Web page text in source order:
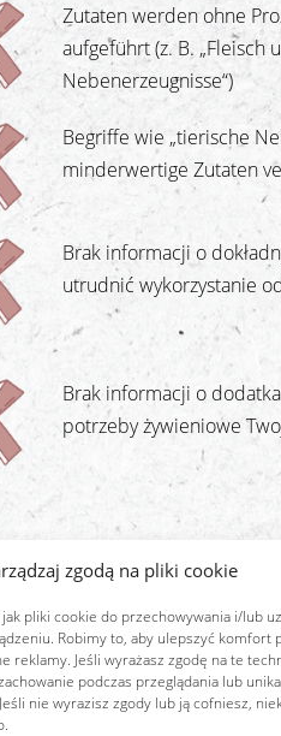
zgodą na pliki cookie
pliki cookie do przechowywania i/lub
Robimy to, aby ulepszyć komfort
reklamy. Jeśli wyrażasz zgodę na te
podczas przeglądania lub
nie wyrazisz zgody lub ją cofniesz,
Zutaten werden ohne
aufgeführt (z. B. „Fleisch
Nebenerzeugnisse“)
Begriffe wie „tierische
minderwertige Zutaten
Brak informacji o
utrudnić wykorzystanie
Brak informacji o
potrzeby żywieniowe